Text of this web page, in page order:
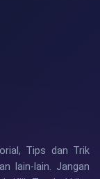
Tips dan Trik
lain-lain. Jangan